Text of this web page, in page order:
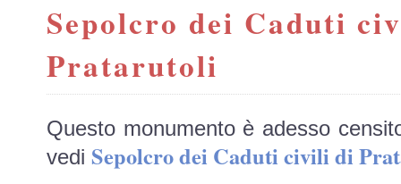
Sepolcro dei Caduti
Pratarutoli
Questo monumento è adesso
vedi Sepolcro dei Caduti civili di